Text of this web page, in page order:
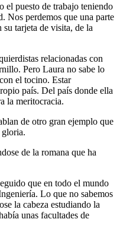
el puesto de trabajo teniendo
Nos perdemos que una parte
tarjeta de visita, de la
relacionadas con
Pero Laura no sabe lo
el tocino. Estar
país. Del país donde ella
la meritocracia.
de otro gran ejemplo que
gloria.
de la romana que ha
que en todo el mundo
Lo que no sabemos
la cabeza estudiando la
unas facultades de